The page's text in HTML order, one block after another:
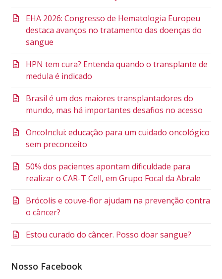
EHA 2026: Congresso de Hematologia Europeu
destaca avanços no tratamento das doenças do
sangue
HPN tem cura? Entenda quando o transplante de
medula é indicado
Brasil é um dos maiores transplantadores do
mundo, mas há importantes desafios no acesso
OncoInclui: educação para um cuidado oncológico
sem preconceito
50% dos pacientes apontam dificuldade para
realizar o CAR-T Cell, em Grupo Focal da Abrale
Brócolis e couve-flor ajudam na prevenção contra
o câncer?
Estou curado do câncer. Posso doar sangue?
Nosso Facebook